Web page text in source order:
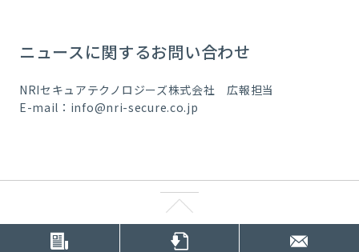
ニュースに関するお問い合わせ
NRIセキュアテクノロジーズ株式会社 広報担当
E-mail：info@nri-secure.co.jp